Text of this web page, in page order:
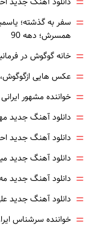
= سفر به گذشته؛
همسرش؛ دهه 90
= خانه گوگوش در
= عکس هایی ازگوگوش،
= خواننده مشهور
= دانلود آهنگ جدید
= دانلود آهنگ جدید
= دانلود آهنگ جدید
= دانلود آهنگ جدید
= دانلود آهنگ جدید
= خواننده سرشناس